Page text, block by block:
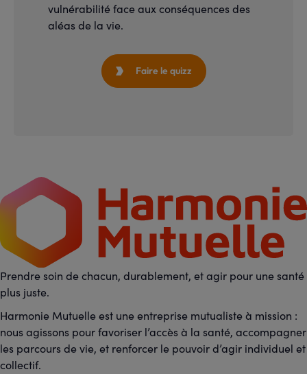
vulnérabilité face aux conséquences des
aléas de la vie.
 Faire le quizz
Prendre soin de chacun, durablement, et agir pour une santé
plus juste.
Harmonie Mutuelle est une entreprise mutualiste à mission :
nous agissons pour favoriser l’accès à la santé, accompagner
les parcours de vie, et renforcer le pouvoir d’agir individuel et
collectif.